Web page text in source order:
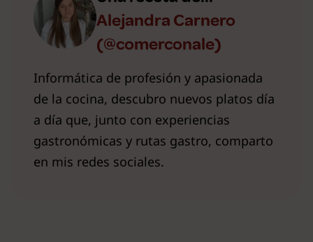
Alejandra Carnero
(@comerconale)
Informática de profesión y apasionada
de la cocina, descubro nuevos platos día
a día que, junto con experiencias
gastronómicas y rutas gastro, comparto
en mis redes sociales.